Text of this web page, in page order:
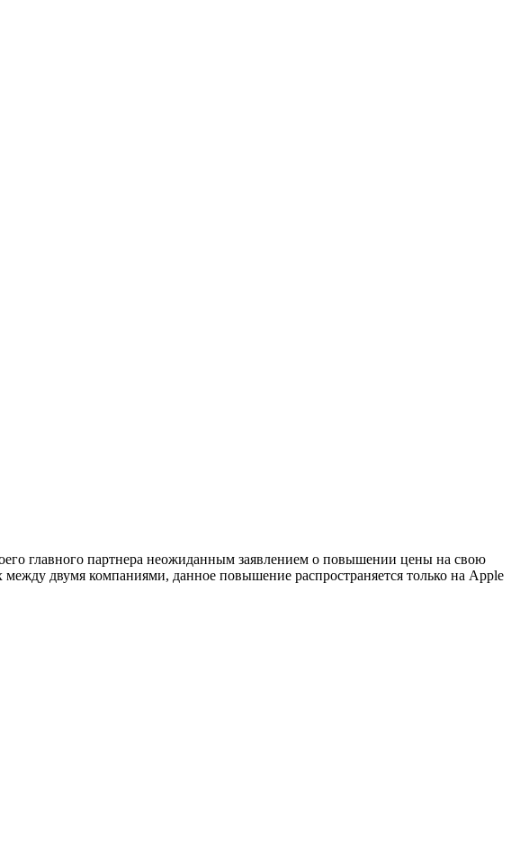
главного партнера неожиданным заявлением о повышении цены на свою
двумя компаниями, данное повышение распространяется только на Apple